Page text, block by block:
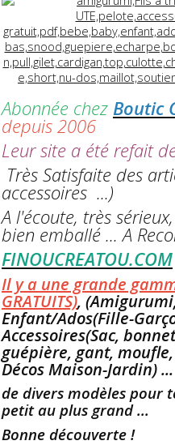
Abonnée chez Boutic
depuis 2006
Leur site a été refait
Très Satisfaite des
accessoires ...)
A l'écoute, très
bien emballé ... A
FINOUCREATOU.COM
Il y a une grande
GRATUITS),
Enfant/Ados(Fille-
Accessoires(Sac,
guépière, gant,
Décos Maison-Jardin) ...
de divers modèles pour
petit au plus grand ...
Bonne découverte !